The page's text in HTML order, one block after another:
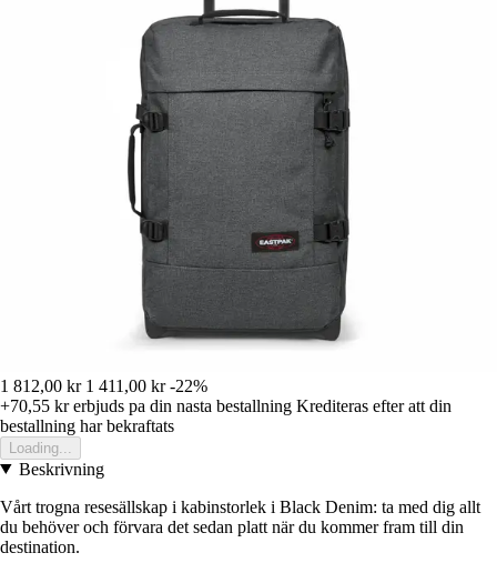
1 812,00 kr 1 411,00 kr -22%
+70,55 krerbjuds pa din nasta bestallning Krediteras efter att din
bestallning har bekraftats
Loading...
Beskrivning
Vårt trogna resesällskap i kabinstorlek i Black Denim: ta med dig allt
du behöver och förvara det sedan platt när du kommer fram till din
destination.